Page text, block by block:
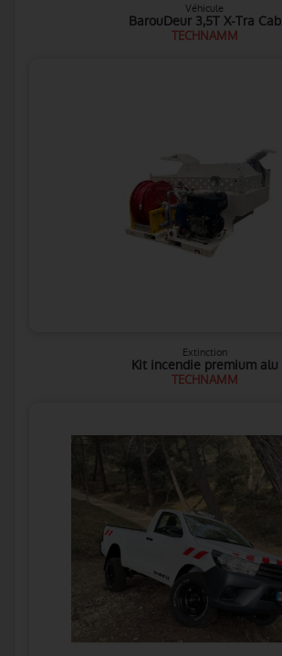
Véhicule
BarouDeur 3,5T X-Tra Cab
TECHNAMM
Extinction
Kit incendie premium alu
TECHNAMM